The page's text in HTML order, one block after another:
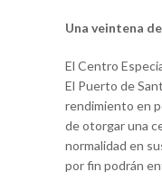
Una veintena
El Centro
El Puerto de
rendimiento en
de otorgar una
normalidad en
por fin podrán